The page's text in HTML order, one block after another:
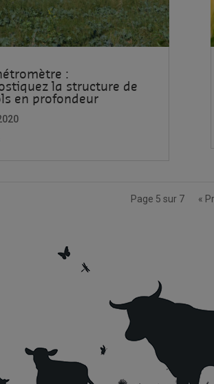
:
la structure de
en profondeur
Page 5 sur 7 «